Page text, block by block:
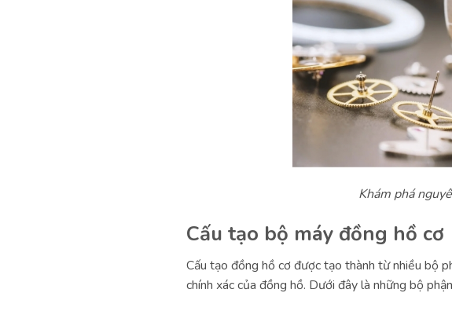
Khám phá
Cấu tạo bộ máy đồng hồ cơ
Cấu tạo đồng hồ cơ được tạo thành từ nhiều bộ
chính xác của đồng hồ. Dưới đây là những bộ